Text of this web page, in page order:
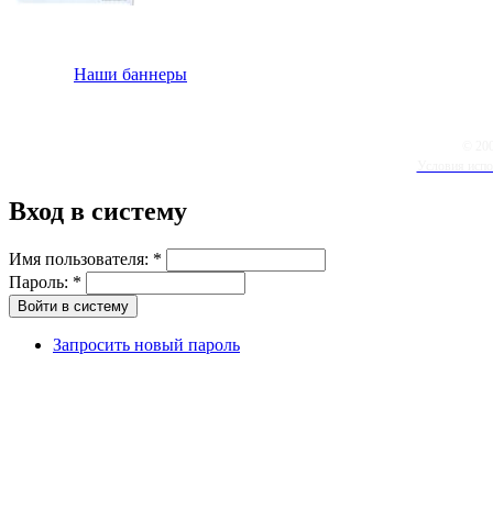
Наши баннеры
Вход в систему
Имя пользователя: *
Пароль: *
Запросить новый пароль